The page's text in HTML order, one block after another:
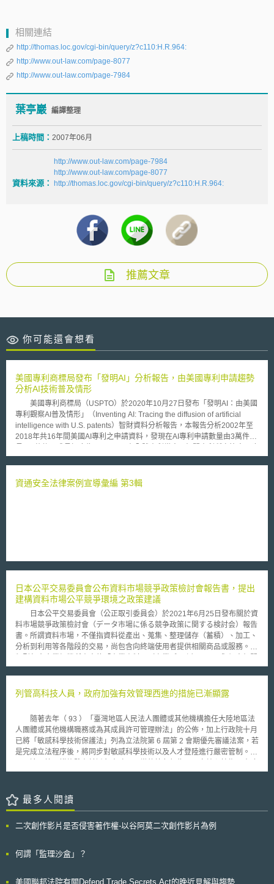
相關連結
http://thomas.loc.gov/cgi-bin/query/z?c110:H.R.964:
http://www.out-law.com/page-8077
http://www.out-law.com/page-7984
葉亭巖 編譯整理
上稿時間： 2007年06月
資料來源：
http://www.out-law.com/page-7984
http://www.out-law.com/page-8077
http://thomas.loc.gov/cgi-bin/query/z?c110:H.R.964:
推薦文章
你可能還會想看
美國專利商標局發布「發明AI」分析報告，由美國專利申請趨勢
分析AI技術普及情形
美國專利商標局（USPTO）於2020年10月27日發布「發明AI：由美國
專利觀察AI普及情形」（Inventing AI: Tracing the diffusion of artificial
intelligence with U.S. patents）智財資料分析報告，本報告分析2002年至
2018年共16年間美國AI專利之申請資料，發現在AI專利申請數量由3萬件成
由原本的9%成長至接近16%，顯示在AI技術研發創新與普及率的顯著成
考？」問題以來，現今AI技術的發展已經達到連圖靈也會讚嘆的水準，AI技
用，AI對於產業的影響力將不亞於電力或半導體，隨著AI領域發明人的顯著
成長，未來將有更多AI技術在各領域的應用出現，而擴大AI影響力的關鍵在
於發明者與公司能否成功將AI納入現有或新產品的功能、流程或服務之中。
資通安全法律案例宣導彙編 第3輯
日本公平交易委員會公布資料市場競爭政策檢討會報告書，提出
建構資料市場公平競爭環境之政策建議
日本公平交易委員會（公正取引委員会）於2021年6月25日發布關於資
料市場競爭政策檢討會（データ市場に係る競争政策に関する検討会）報告
書。所謂資料市場，不僅指資料從產出、蒐集、整理儲存（蓄積）、加工、
分析到利用等各階段的交易，尚包含向終端使用者提供相關商品或服務。其
的「個人資料」（personal data，原文為パーソナルデータ）。近年來，
時，資料不同於傳統交易客體，具備以下特徵：（1）技術上容易複製；
業者，亦可能藉此形成獨占、寡占、排除其他競爭者等。 基此，本報
告書針對此一競爭秩序現況，提出以下建議： 建構鼓勵新業者加入資料市
場的機制：應充分考量各潛在參與者之需求，同時留意利用資料之事業退出
市場經營時，不應對使用該事業服務的個人造成不利益。 針對產出資料之
為。 確保資料可攜性，與不同系統間的互通性（interoperability，原文為イ
ンターオペラビリティ），讓使用者容易轉換其所利用的平台服務。 優化
關於個資利用的說明義務內容，尤其針對平台在不知情下蒐集資料的情形，
料之措施。
列管高科技人員，政府加強有效管理西進的措施已漸顯露
隨著去年（ 93 ）「臺灣地區人民法人團體或其他機構擔任大陸地區法
人團體或其他機構職務或為其成員許可管理辦法」的公佈，加上行政院十月
已將「敏感科學技術保護法」列為立法院第 6 屆第 2 會期優先審議法案，若
是完成立法程序後，將同步對敏感科學技術以及人才登陸進行嚴密管制。
外流等，但是截至目前為止，限制進出的高科技人才清單至今尚未公告；即
奔命，增加執行困難。政府發展高科技經濟理應建立「吸引留下」的環境，
而非以防堵心態限制人才登陸工作，如此只會加速人才的流失、國外人才或
最多人閱讀
二次創作影片是否侵害著作權-以谷阿莫二次創作影片為例
何謂「監理沙盒」？
美國聯邦法院有關Defend Trade Secrets Act的晚近見解與趨勢